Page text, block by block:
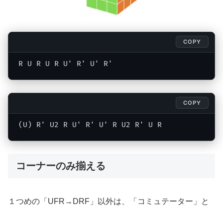
R U R U R U' R' U' R'
COPY
(U) R' U2 R U' R' U' R U2 R' U R
COPY
コーナーのみ揃える
１つめの「UFR→DRF」以外は、「コミュテーター」と